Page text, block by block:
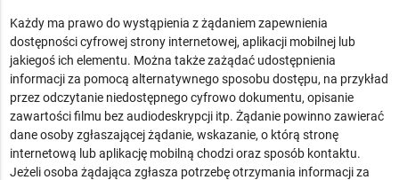
Każdy ma prawo do wystąpienia z żądaniem zapewnienia
dostępności cyfrowej strony internetowej, aplikacji mobilnej lub
jakiegoś ich elementu. Można także zażądać udostępnienia
informacji za pomocą alternatywnego sposobu dostępu, na przykład
przez odczytanie niedostępnego cyfrowo dokumentu, opisanie
zawartości filmu bez audiodeskrypcji itp. Żądanie powinno zawierać
dane osoby zgłaszającej żądanie, wskazanie, o którą stronę
internetową lub aplikację mobilną chodzi oraz sposób kontaktu.
Jeżeli osoba żądająca zgłasza potrzebę otrzymania informacji za